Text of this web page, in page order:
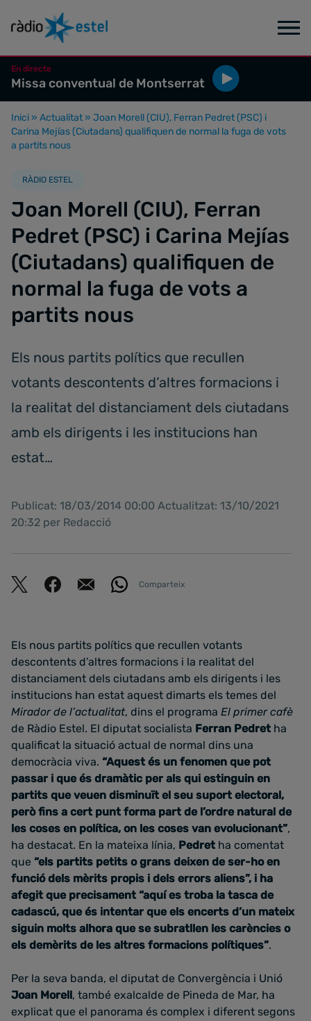
En directe
Missa conventual de Montserrat
Inici » Actualitat » Joan Morell (CIU), Ferran Pedret (PSC) i
Carina Mejías (Ciutadans) qualifiquen de normal la fuga de vots
a partits nous
RÀDIO ESTEL
Joan Morell (CIU), Ferran
Pedret (PSC) i Carina Mejías
(Ciutadans) qualifiquen de
normal la fuga de vots a
partits nous
Els nous partits polítics que recullen
votants descontents d’altres formacions i
la realitat del distanciament dels ciutadans
amb els dirigents i les institucions han
estat…
Publicat: 18/03/2014 00:00 Actualitzat: 13/10/2021
20:32 per Redacció
Comparteix
Els nous partits polítics que recullen votants
descontents d’altres formacions i la realitat del
distanciament dels ciutadans amb els dirigents i les
institucions han estat aquest dimarts els temes del
Mirador de l’actualitat, dins el programa El primer cafè
de Ràdio Estel. El diputat socialista Ferran Pedret ha
qualificat la situació actual de normal dins una
democràcia viva. “Aquest és un fenomen que pot
passar i que és dramàtic per als qui estinguin en
partits que veuen disminuït el seu suport electoral,
però fins a cert punt forma part de l’ordre natural de
les coses en política, on les coses van evolucionant”,
ha destacat. En la mateixa línia, Pedret ha comentat
que “els partits petits o grans deixen de ser-ho en
funció dels mèrits propis i dels errors aliens”, i ha
afegit que precisament “aquí es troba la tasca de
cadascú, que és intentar que els encerts d’un mateix
siguin molts alhora que se subratllen les carències o
els demèrits de les altres formacions polítiques”.
Per la seva banda, el diputat de Convergència i Unió
Joan Morell, també exalcalde de Pineda de Mar, ha
explicat que el panorama és complex i diferent segons